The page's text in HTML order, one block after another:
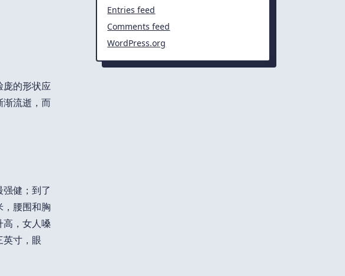
庞的形状应
渐流逝，而
健；到了
腰围和胸
高，女人嗓
英寸，眼
Entries feed
Comments feed
WordPress.org